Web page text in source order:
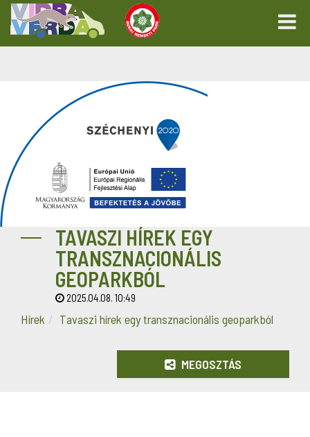
TAVASZI HÍREK EGY
TRANSZNACIONÁLIS
GEOPARKBÓL
2025.04.08. 10:49
Hírek Tavaszi hírek egy transznacionális geoparkból
MEGOSZTÁS